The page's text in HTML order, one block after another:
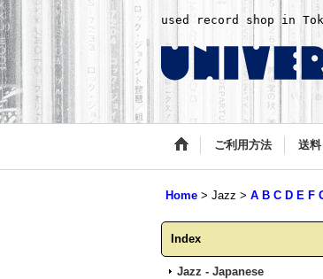
used record shop in
ご利用方法 送
Home > Jazz > A B C D E F
Index
Jazz - Japanese